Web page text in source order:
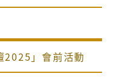
2025」會前活動